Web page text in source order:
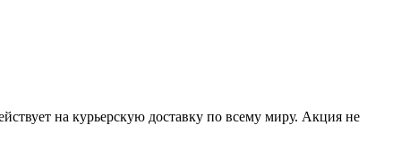
на курьерскую доставку по всему миру. Акция не